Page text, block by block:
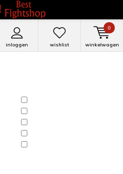
inloggen wishlist winkelwagen
0